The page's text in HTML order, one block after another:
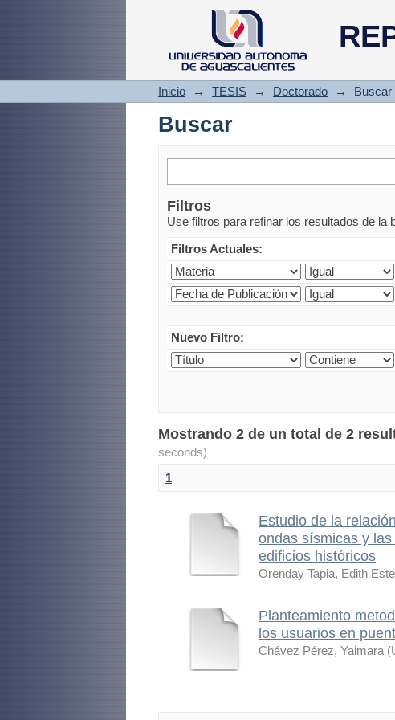
Buscar
Inicio → TESIS → Doctorado → Buscar
Buscar
Filtros
Use filtros para refinar los resultados de la
Filtros Actuales:
Nuevo Filtro:
Mostrando 2 de un total de 2
seconds)
1
Estudio de la
ondas sísmicas y
edificios históricos
Orenday Tapia, Edith
Planteamiento
los usuarios en
Chávez Pérez, Yaimara (